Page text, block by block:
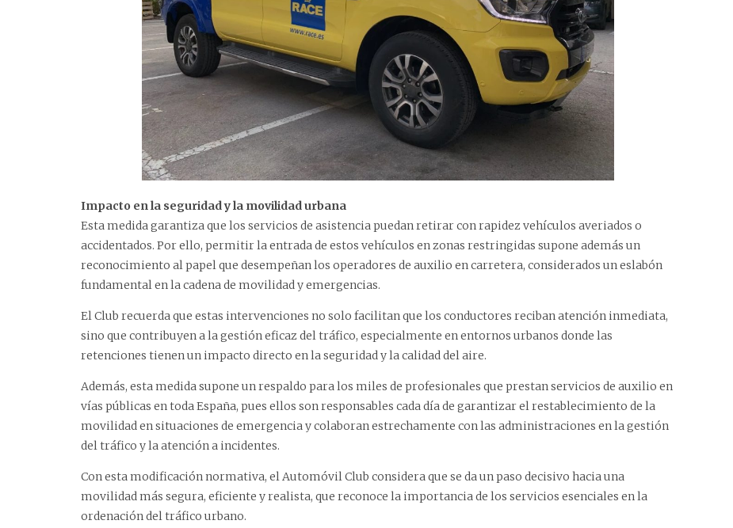
Impacto en la seguridad y la movilidad urbana
Esta medida garantiza que los servicios de asistencia puedan retirar con rapidez vehículos averiados o
accidentados. Por ello, permitir la entrada de estos vehículos en zonas restringidas supone además un
reconocimiento al papel que desempeñan los operadores de auxilio en carretera, considerados un eslabón
fundamental en la cadena de movilidad y emergencias.
El Club recuerda que estas intervenciones no solo facilitan que los conductores reciban atención inmediata,
sino que contribuyen a la gestión eficaz del tráfico, especialmente en entornos urbanos donde las
retenciones tienen un impacto directo en la seguridad y la calidad del aire.
Además, esta medida supone un respaldo para los miles de profesionales que prestan servicios de auxilio en
vías públicas en toda España, pues ellos son responsables cada día de garantizar el restablecimiento de la
movilidad en situaciones de emergencia y colaboran estrechamente con las administraciones en la gestión
del tráfico y la atención a incidentes.
Con esta modificación normativa, el Automóvil Club considera que se da un paso decisivo hacia una
movilidad más segura, eficiente y realista, que reconoce la importancia de los servicios esenciales en la
ordenación del tráfico urbano.